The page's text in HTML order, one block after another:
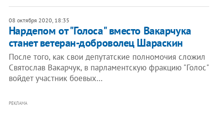
08 октября 2020, 18:35
Нардепом от "Голоса" вместо Вакарчука
станет ветеран-доброволец Шараскин
После того, как свои депутатские полномочия сложил
Святослав Вакарчук, в парламентскую фракцию "Голос"
войдет участник боевых…
РЕКЛАМА